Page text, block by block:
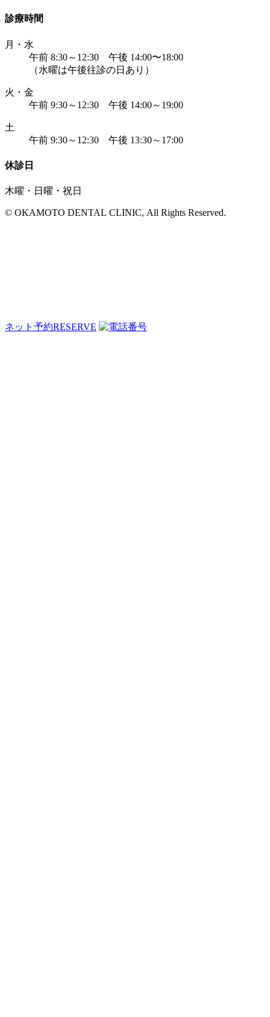
診療時間
月・水
午前 8:30～12:30 午後 14:00〜18:00
（水曜は午後往診の日あり）
火・金
午前 9:30～12:30 午後 14:00～19:00
土
午前 9:30～12:30 午後 13:30～17:00
休診日
木曜・日曜・祝日
© OKAMOTO DENTAL CLINIC, All Rights Reserved.
ネット予約RESERVE